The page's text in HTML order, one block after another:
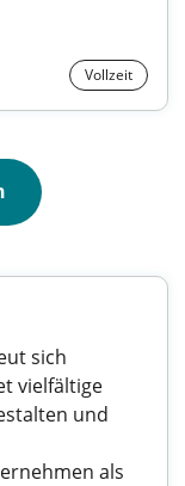
Vollzeit
sich
vielfältige
und
als